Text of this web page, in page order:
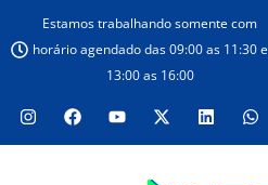
Estamos trabalhando somente com
horário agendado das 09:00 as 11:30 e
13:00 as 16:00